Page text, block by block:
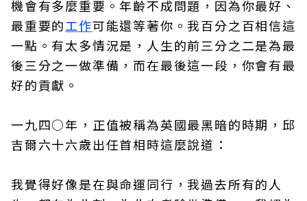
機會有多麼重要。年齡不成問題，因為你最好、
最重要的工作可能還等著你。我百分之百相信這
一點。有太多情況是，人生的前三分之二是為最
後三分之一做準備，而在最後這一段，你會有最
好的貢獻。
一九四○年，正值被稱為英國最黑暗的時期，邱
吉爾六十六歲出任首相時這麼說道：
我覺得好像是在與命運同行，我過去所有的人